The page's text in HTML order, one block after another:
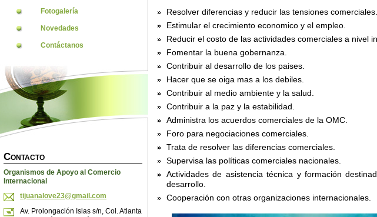
Resolver diferencias y reducir las tensiones comerciales.
Estimular el crecimiento economico y el empleo.
Reducir el costo de las actividades comerciales a nivel
Fomentar la buena gobernanza.
Contribuir al desarrollo de los paises.
Hacer que se oiga mas a los debiles.
Contribuir al medio ambiente y la salud.
Contribuir a la paz y la estabilidad.
Administra los acuerdos comerciales de la OMC.
Foro para negociaciones comerciales.
Trata de resolver las diferencias comerciales.
Supervisa las políticas comerciales nacionales.
Actividades de asistencia técnica y formación
desarrollo.
Cooperación con otras organizaciones internacionales.
Fotogalería
Novedades
Contáctanos
CONTACTO
Organismos de Apoyo al Comercio
Internacional
tijuanal ove23@gmail.com
Av. Prolongación Islas s/n, Col. Atlanta